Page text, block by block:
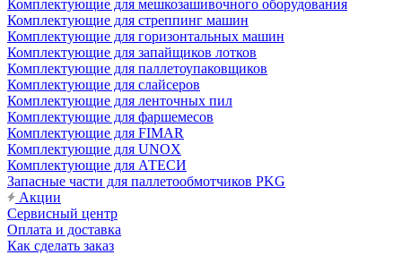
Комплектующие для мешкозашивочного оборудования
Комплектующие для стреппинг машин
Комплектующие для горизонтальных машин
Комплектующие для запайщиков лотков
Комплектующие для паллетоупаковщиков
Комплектующие для слайсеров
Комплектующие для ленточных пил
Комплектующие для фаршемесов
Комплектующие для FIMAR
Комплектующие для UNOX
Комплектующие для АТЕСИ
Запасные части для паллетообмотчиков PKG
Акции
Сервисный центр
Оплата и доставка
Как сделать заказ